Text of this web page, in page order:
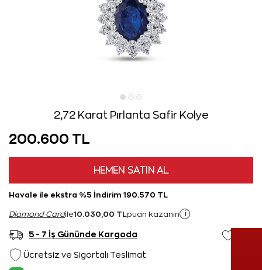
2,72 Karat Pırlanta Safir Kolye
200.600 TL
HEMEN SATIN AL
Havale ile ekstra %5 İndirim 190.570 TL
Diamond Cardile10.030,00 TL puan kazanın i
5 - 7 İş Gününde Kargoda
Ücretsiz ve Sigortalı Teslimat